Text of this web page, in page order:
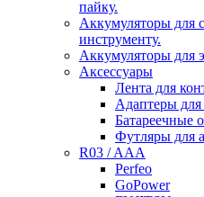
пайку.
Аккумуляторы для
инструменту.
Аккумуляторы для
Аксессуары
Лента для
Адаптеры для
Батареечные
Футляры для
R03 / AAA
Perfeo
GoPower